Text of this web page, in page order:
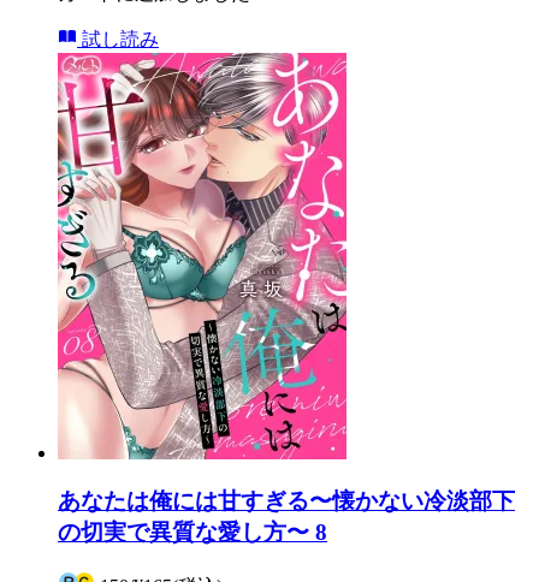
試し読み
あなたは俺には甘すぎる〜懐かない冷淡部下
の切実で異質な愛し方〜 8